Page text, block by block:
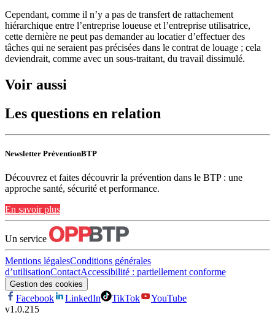
Cependant, comme il n’y a pas de transfert de rattachement
hiérarchique entre l’entreprise loueuse et l’entreprise utilisatrice,
cette dernière ne peut pas demander au locatier d’effectuer des
tâches qui ne seraient pas précisées dans le contrat de louage ; cela
deviendrait, comme avec un sous-traitant, du travail dissimulé.
Voir aussi
Les questions en relation
Newsletter PréventionBTP
Découvrez et faites découvrir la prévention dans le BTP : une
approche santé, sécurité et performance.
En savoir plus
Un service
Mentions légalesConditions générales
d’utilisationContactAccessibilité : partiellement conforme
Gestion des cookies
Facebook LinkedIn TikTok
YouTube
v1.0.215